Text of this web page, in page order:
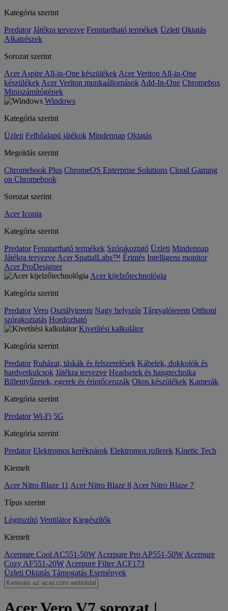
Kategória szerint
Predator Játékra tervezve Fenntartható termékek Üzleti Oktatás
Alkatrészek
Sorozat szerint
Acer Aspire All-in-One készülékek Acer Veriton All-in-One
készülékek Acer Veriton munkaállomások Add-In-One Chromebox
Miniszámítógépek
Windows
Kategória szerint
Üzleti Felhőalapú játékok Mindennap Oktatás
Megoldás szerint
Chromebook Plus ChromeOS Enterprise Solutions Cloud Gaming
on Chromebook
Sorozat szerint
Acer Iconia
Kategória szerint
Predator Fenntartható termékek Szórakoztató Üzleti Mindennap
Játékra tervezve Acer SpatialLabs™ Érintés Intelligens monitor
Acer ProDesigner
Acer kijelzőtechnológia
Kategória szerint
Predator Vero Osztályterem Nagy helyszín Tárgyalóterem Otthoni
szórakoztatás Hordozható
Kivetítési kalkulátor
Kategória szerint
Predator Ruházat, táskák és felszerelések Kábelek, dokkolók és
hardverkulcsok Játékra tervezve Headsetek és hangtechnika
Billentyűzetek, egerek és érintőceruzák Okos készülékek Kamerák
Kategória szerint
Predator Wi-Fi 5G
Kategória szerint
Predator Elektromos kerékpárok Elektromos rollerek Kinetic Tech
Kiemelt
Acer Nitro Blaze 11 Acer Nitro Blaze 8 Acer Nitro Blaze 7
Típus szerint
Légtisztító Ventilátor Kiegészítők
Kiemelt
Acerpure Cool AC551-50W Acerpure Pro AP551-50W Acerpure
Cozy AF551-20W Acerpure Filter ACF173
Üzleti Oktatás Támogatás Események